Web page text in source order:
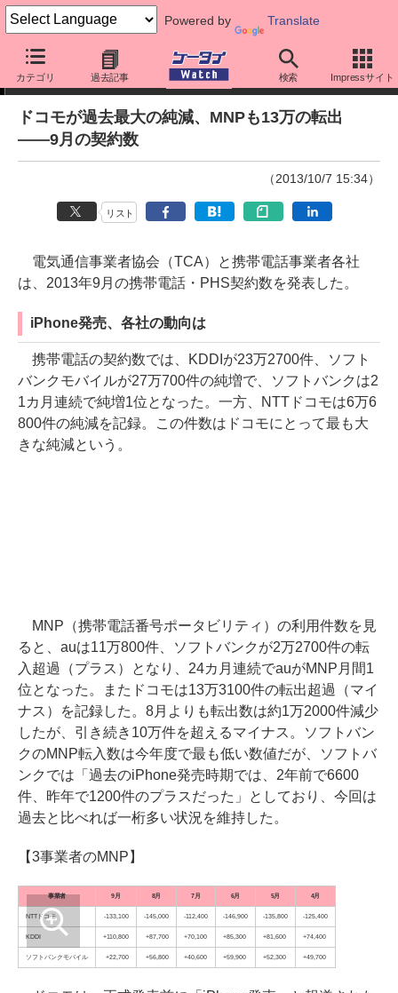
Powered by Translate
カテゴリ 過去記事 検索 Impressサイト
ニュース
ドコモが過去最大の純減、MNPも13万の転出
――9月の契約数
（2013/10/7 15:34）
リスト
電気通信事業者協会（TCA）と携帯電話事業者各社
は、2013年9月の携帯電話・PHS契約数を発表した。
iPhone発売、各社の動向は
携帯電話の契約数では、KDDIが23万2700件、ソフト
バンクモバイルが27万700件の純増で、ソフトバンクは2
1カ月連続で純増1位となった。一方、NTTドコモは6万6
800件の純減を記録。この件数はドコモにとって最も大
きな純減という。
MNP（携帯電話番号ポータビリティ）の利用件数を見
ると、auは11万800件、ソフトバンクが2万2700件の転
入超過（プラス）となり、24カ月連続でauがMNP月間1
位となった。またドコモは13万3100件の転出超過（マイ
ナス）を記録した。8月よりも転出数は約1万2000件減少
したが、引き続き10万件を超えるマイナス。ソフトバン
クのMNP転入数は今年度で最も低い数値だが、ソフトバ
ンクでは「過去のiPhone発売時期では、2年前で6600
件、昨年で1200件のプラスだった」としており、今回は
過去と比べれば一桁多い状況を維持した。
【3事業者のMNP】
事業者 9月 8月 7月 6月 5月 4月
NTTドコモ -133,100 -145,000 -112,400 -146,900 -135,800 -125,400
KDDI +110,800 +87,700 +70,100 +85,300 +81,600 +74,400
ソフトバンクモバイル +22,700 +56,800 +40,600 +59,900 +52,300 +49,700